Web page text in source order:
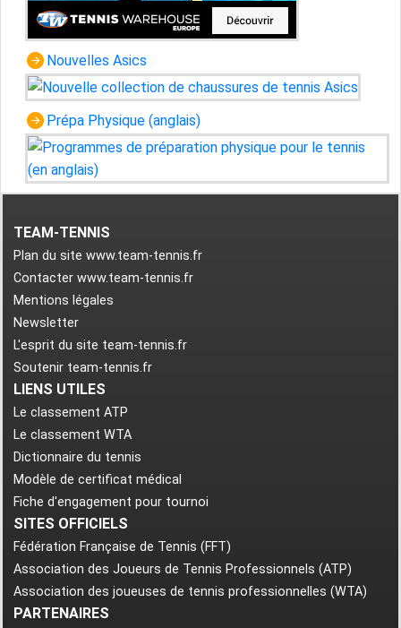
Nouvelles Asics
Prépa Physique (anglais)
TEAM-TENNIS
Plan du site www.team-tennis.fr
Contacter www.team-tennis.fr
Mentions légales
Newsletter
L'esprit du site team-tennis.fr
Soutenir team-tennis.fr
LIENS UTILES
Le classement ATP
Le classement WTA
Dictionnaire du tennis
Modèle de certificat médical
Fiche d'engagement pour tournoi
SITES OFFICIELS
Fédération Française de Tennis (FFT)
Association des Joueurs de Tennis Professionnels (ATP)
Association des joueuses de tennis professionnelles (WTA)
PARTENAIRES